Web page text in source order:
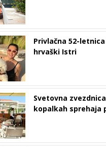
Privlačna 52-
hrvaški Istri
Svetovna
kopalkah sprehaja